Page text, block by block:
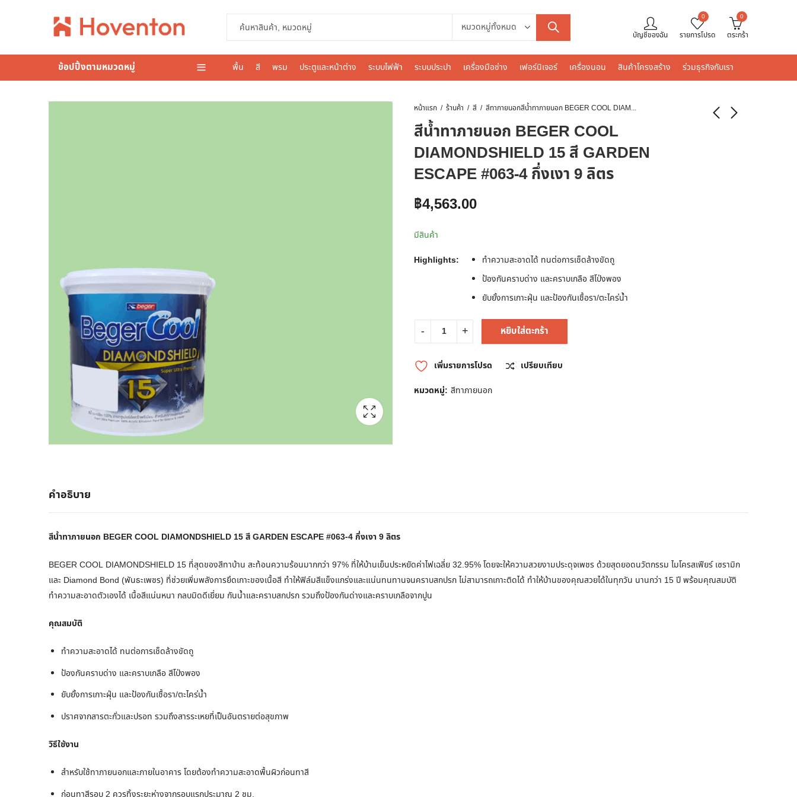
บัญชีของฉัน
0
รายการโปรด
0
ตระกร้า
ข้อปปิ้งตามหมวดหมู่ พื้น สี พรม ประตูและหน้าต่าง ระบบไฟฟ้า ระบบประปา เครื่องมือช่าง เฟอร์นิเจอร์ เครื่องนอน สินค้าโครงสร้าง ร่วมธุรกิจกับเรา
หน้าแรก ร้านค้า สี สีทาภายนอก สีน้ำทาภายนอก BEGER COOL DIAMONDSHIELD 15 สี GARDEN ESCAPE #063-4 กึ่งเงา 9 ลิตร
สีน้ำทาภายนอก BEGER COOL
DIAMONDSHIELD 15 สี GARDEN
ESCAPE #063-4 กึ่งเงา 9 ลิตร
฿4,563.00
มีสินค้า
Highlights:
ทำความสะอาดได้ ทนต่อการเช็ดล้างขัดถู
ป้องกันคราบด่าง และคราบเกลือ สีโป่งพอง
ยับยั้งการเกาะฝุ่น และป้องกันเชื้อรา/ตะไคร่นํ้า
หยิบใส่ตะกร้า
เพิ่มรายการโปรด
เปรียบเทียบ
หมวดหมู่: สีทาภายนอก
คำอธิบาย
สีน้ำทาภายนอก BEGER COOL DIAMONDSHIELD 15 สี GARDEN ESCAPE #063-4 กึ่งเงา 9 ลิตร
BEGER COOL DIAMONDSHIELD 15 ที่สุดของสีทาบ้าน สะท้อนความร้อนมากกว่า 97% ที่ให้บ้านเย็นประหยัดค่าไฟเฉลี่ย 32.95% โดยจะให้ความสวยงามประดุจเพชร ด้วยสุดยอดนวัตกรรม ไมโครสเฟียร์ เซรามิก
และ Diamond Bond (พันธะเพชร) ที่ช่วยเพิ่มพลังการยึดเกาะของเนื้อสี ทำให้ฟิล์มสีแข็งแกร่งและแน่นทนทานจนคราบสกปรก ไม่สามารถเกาะติดได้ ทำให้บ้านของคุณสวยได้ในทุกวัน นานกว่า 15 ปี พร้อมคุณสมบัติ
ทำความสะอาดตัวเองได้ เนื้อสีแน่นหนา กลบมิดดีเยี่ยม กันน้ำและคราบสกปรก รวมถึงป้องกันด่างและคราบเกลือจากปูน
คุณสมบัติ
ทำความสะอาดได้ ทนต่อการเช็ดล้างขัดถู
ป้องกันคราบด่าง และคราบเกลือ สีโป่งพอง
ยับยั้งการเกาะฝุ่น และป้องกันเชื้อรา/ตะไคร่นํ้า
ปราศจากสารตะกั่วและปรอท รวมถึงสารระเหยที่เป็นอันตรายต่อสุขภาพ
วิธีใช้งาน
สำหรับใช้ทาภายนอกและภายในอาคาร โดยต้องทำความสะอาดพื้นผิวก่อนทาสี
ก่อนทาสีรอบ 2 ควรทิ้งระยะห่างจากรอบแรกประมาณ 2 ชม.